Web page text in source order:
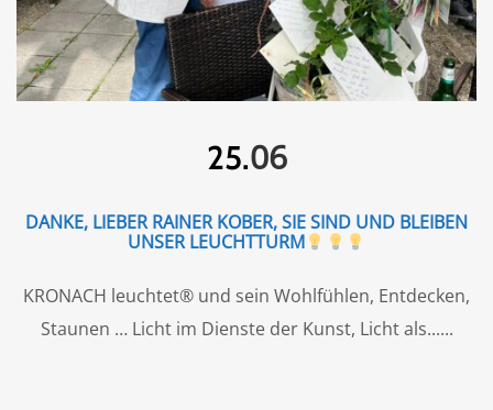
25.06
DANKE, LIEBER RAINER KOBER, SIE SIND UND BLEIBEN
UNSER LEUCHTTURM
KRONACH leuchtet® und sein Wohlfühlen, Entdecken,
Staunen … Licht im Dienste der Kunst, Licht als...